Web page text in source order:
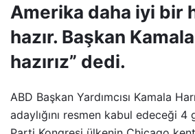
Amerika daha iyi bir
hazır. Başkan
hazırız” dedi.
ABD Başkan Yardımcısı Kamala
adaylığını resmen kabul edeceği